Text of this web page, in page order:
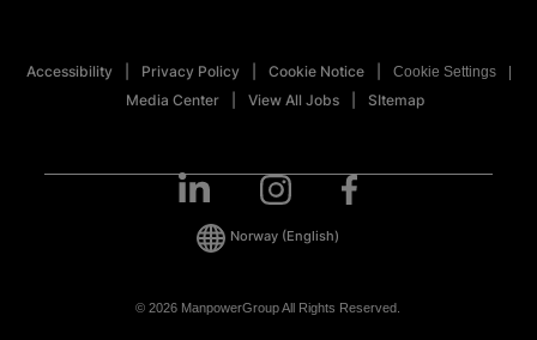
Accessibility Privacy Policy Cookie Notice Cookie Settings
Media Center View All Jobs SItemap
© 2026 ManpowerGroup All Rights Reserved.
Norway (English)